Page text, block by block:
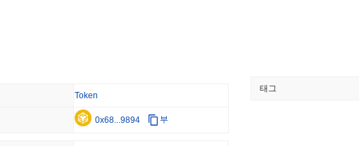
Token
0x68...9894 부
태그